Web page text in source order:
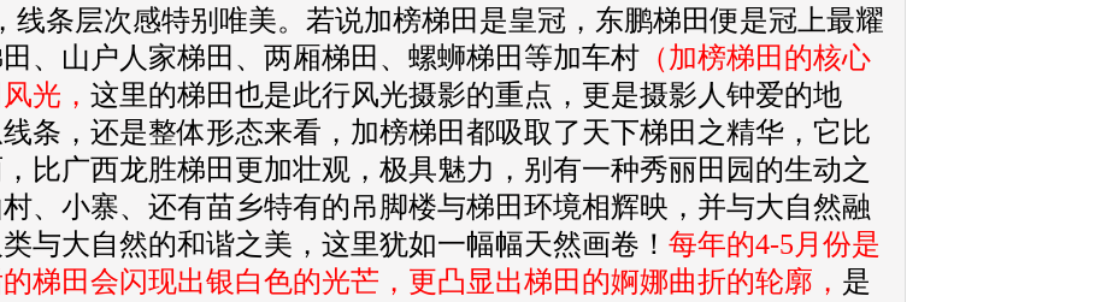
线条层次感特别唯美。若说加榜梯田是皇冠，东鹏梯田便是冠上最耀
、山户人家梯田、两厢梯田、螺蛳梯田等加车村 （加榜梯田的核心
光， 这里的梯田也是此行风光摄影的重点，更是摄影人钟爱的地
条，还是整体形态来看，加榜梯田都吸取了天下梯田之精华，它比
比广西龙胜梯田更加壮观，极具魅力，别有一种秀丽田园的生动之
、小寨、还有苗乡特有的吊脚楼与梯田环境相辉映，并与大自然融
与大自然的和谐之美，这里犹如一幅幅天然画卷！ 每年的4-5月份是
梯田会闪现出银白色的光芒，更凸显出梯田的婀娜曲折的轮廓， 是